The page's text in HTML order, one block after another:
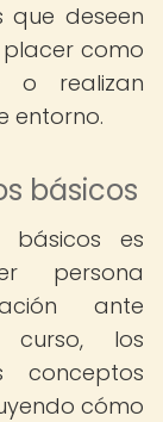
deseen
como
o realizan
entorno.
básicos
básicos es
persona
ante
curso, los
conceptos
cómo